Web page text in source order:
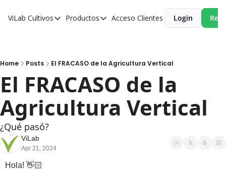
ViLab Cultivos
Cultivos
Olivos
Cítricos
Cerezos
Almendros
Productos
Productos
Estudio de Zonificación
Monitoreo Satelital de Cultivos
Acceso Clientes Login
Home Posts El FRACASO de la Agricultura Vertical
El FRACASO de la
Agricultura Vertical
¿Qué pasó?
ViLab
Apr 21, 2024
Hola! 👋🏻